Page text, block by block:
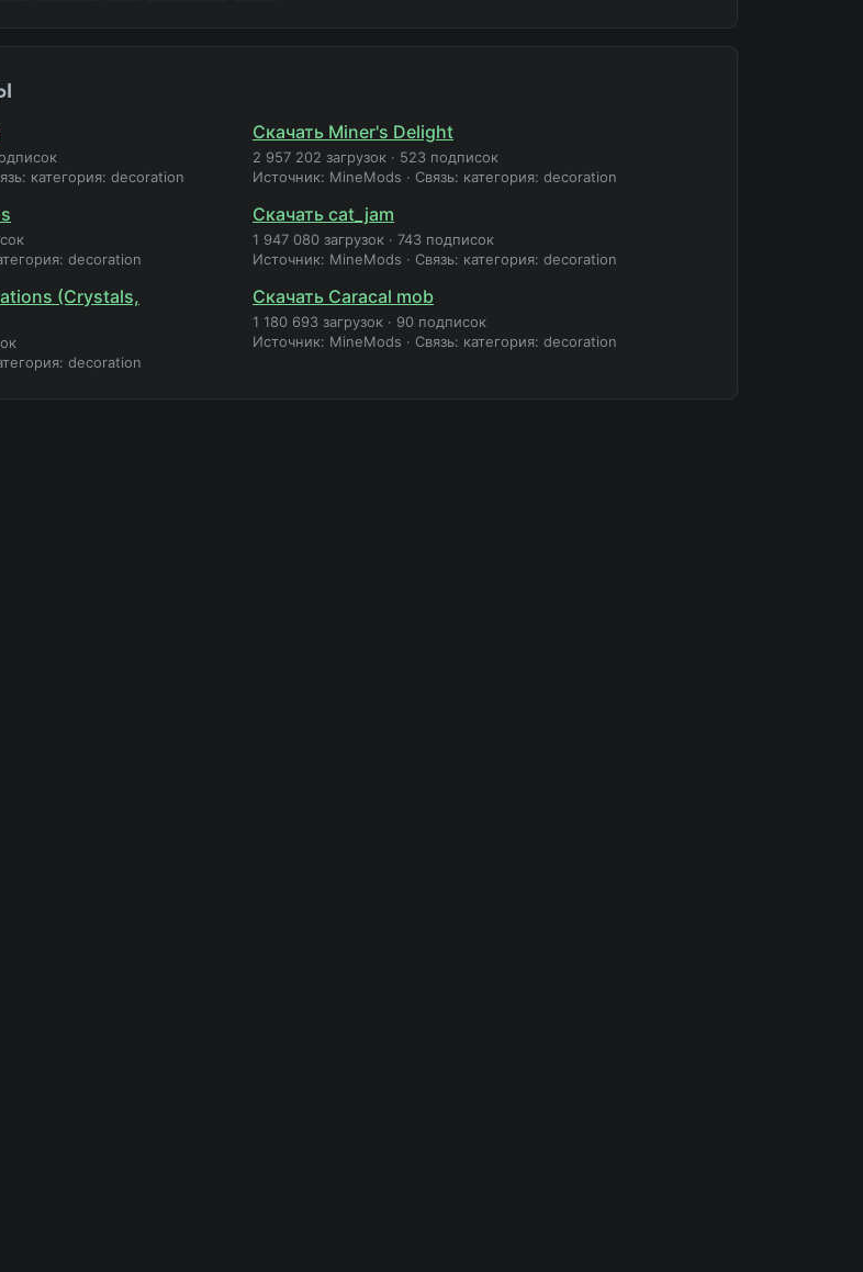
категория: decoration
Скачать Miner's Delight
2 957 202 загрузок · 523 подписок
Источник: MineMods · Связь: категория: decoration
decoration
Скачать cat_jam
1 947 080 загрузок · 743 подписок
Источник: MineMods · Связь: категория: decoration
(Crystals,
decoration
Скачать Caracal mob
1 180 693 загрузок · 90 подписок
Источник: MineMods · Связь: категория: decoration